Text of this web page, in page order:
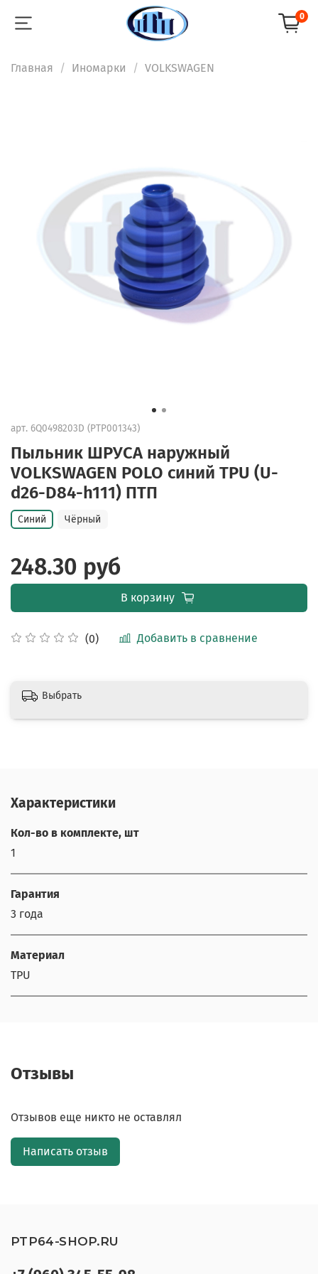
0
Главная Иномарки VOLKSWAGEN
арт. 6Q0498203D (PTP001343)
Пыльник ШРУСА наружный
VOLKSWAGEN POLO синий TPU (U-
d26-D84-h111) ПТП
(0) Добавить в сравнение
Синий Чёрный
248.30 руб
В корзину
Выбрать
Характеристики
Кол-во в комплекте, шт
1
Гарантия
3 года
Материал
TPU
Отзывы
Отзывов еще никто не оставлял
Написать отзыв
PTP64-SHOP.RU